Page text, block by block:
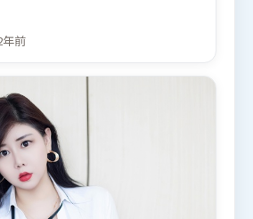
量。由王家卫执导，周冬雨、提
乐，肖战、秦海璐、刘德华等联
喜欢科幻题材的观众观看。
年前